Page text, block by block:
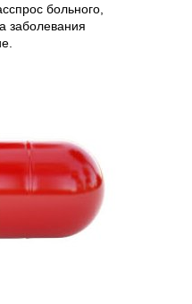
больного,
заболевания